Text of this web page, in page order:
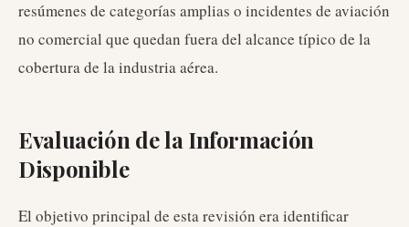
resúmenes de categorías amplias o incidentes de aviación
no comercial que quedan fuera del alcance típico de la
cobertura de la industria aérea.
Evaluación de la Información
Disponible
El objetivo principal de esta revisión era identificar